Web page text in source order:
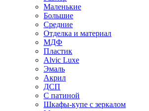
Маленькие
Большие
Средние
Отделка и материал
МДФ
Пластик
Alvic Luxe
Эмаль
Акрил
ДСП
С патиной
Шкафы-купе с зеркалом